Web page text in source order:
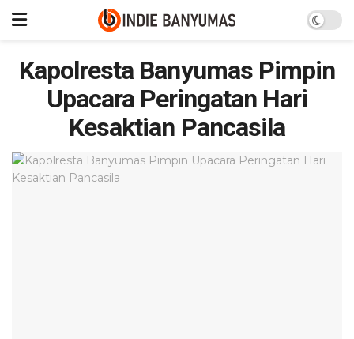
Kapolresta Banyumas Pimpin
Upacara Peringatan Hari
Kesaktian Pancasila